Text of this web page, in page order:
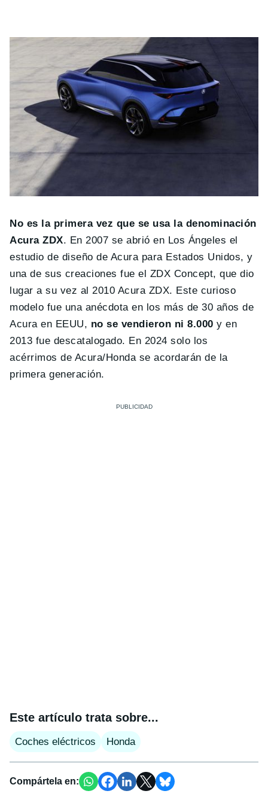
No es la primera vez que se usa la denominación
Acura ZDX. En 2007 se abrió en Los Ángeles el
estudio de diseño de Acura para Estados Unidos, y
una de sus creaciones fue el ZDX Concept, que dio
lugar a su vez al 2010 Acura ZDX. Este curioso
modelo fue una anécdota en los más de 30 años de
Acura en EEUU, no se vendieron ni 8.000 y en
2013 fue descatalogado. En 2024 solo los
acérrimos de Acura/Honda se acordarán de la
primera generación.
Este artículo trata sobre...
Coches eléctricos Honda
Compártela en: